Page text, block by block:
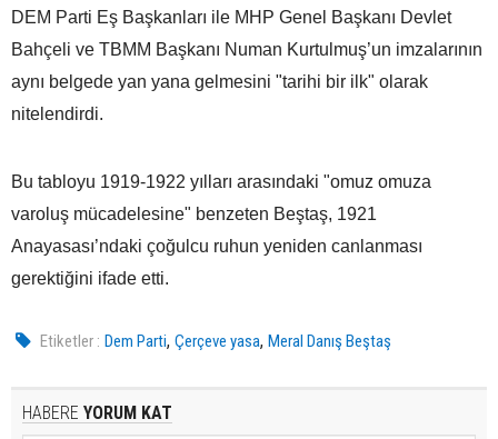
DEM Parti Eş Başkanları ile MHP Genel Başkanı Devlet
Bahçeli ve TBMM Başkanı Numan Kurtulmuş’un imzalarının
aynı belgede yan yana gelmesini "tarihi bir ilk" olarak
nitelendirdi.
Bu tabloyu 1919-1922 yılları arasındaki "omuz omuza
varoluş mücadelesine" benzeten Beştaş, 1921
Anayasası’ndaki çoğulcu ruhun yeniden canlanması
gerektiğini ifade etti.
Etiketler : Dem Parti,Çerçeve yasa,Meral Danış Beştaş
HABERE YORUM KAT